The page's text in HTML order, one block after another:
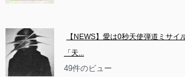
【NEWS】愛は0秒天使弾道ミサイ
「天...
49件のビュー